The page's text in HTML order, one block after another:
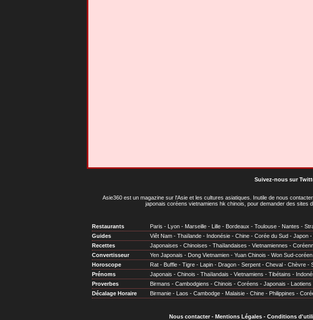
Suivez-nous sur
Asie360 est un magazine sur l'Asie et les cultures asiatiques . Inutile de nous
japonais coréens vietnamiens hk chinois, pour demander des sites
Restaurants Paris - Lyon - Marseille - Lille - Bordeaux - Toulouse - Nantes -
Guides
Viêt Nam - Thaïlande - Indonésie - Chine - Corée du Sud - Japon -
Recettes
Japonaises - Chinoises - Thaïlandaises - Vietnamiennes -
Convertisseur
Yen Japonais - Dong Vietnamien - Yuan Chinois - Won Sud-coréen
Horoscope
Rat - Buffle - Tigre - Lapin - Dragon - Serpent - Cheval - Chèvre -
Prénoms
Japonais - Chinois - Thaïlandais - Vietnamiens - Tibétains -
Proverbes
Birmans - Cambodgiens - Chinois - Coréens - Japonais - Laotiens
Décalage Horaire
Birmanie - Laos - Cambodge - Malaisie - Chine - Philippines -
Nous contacter- Mentions Légales- Conditions